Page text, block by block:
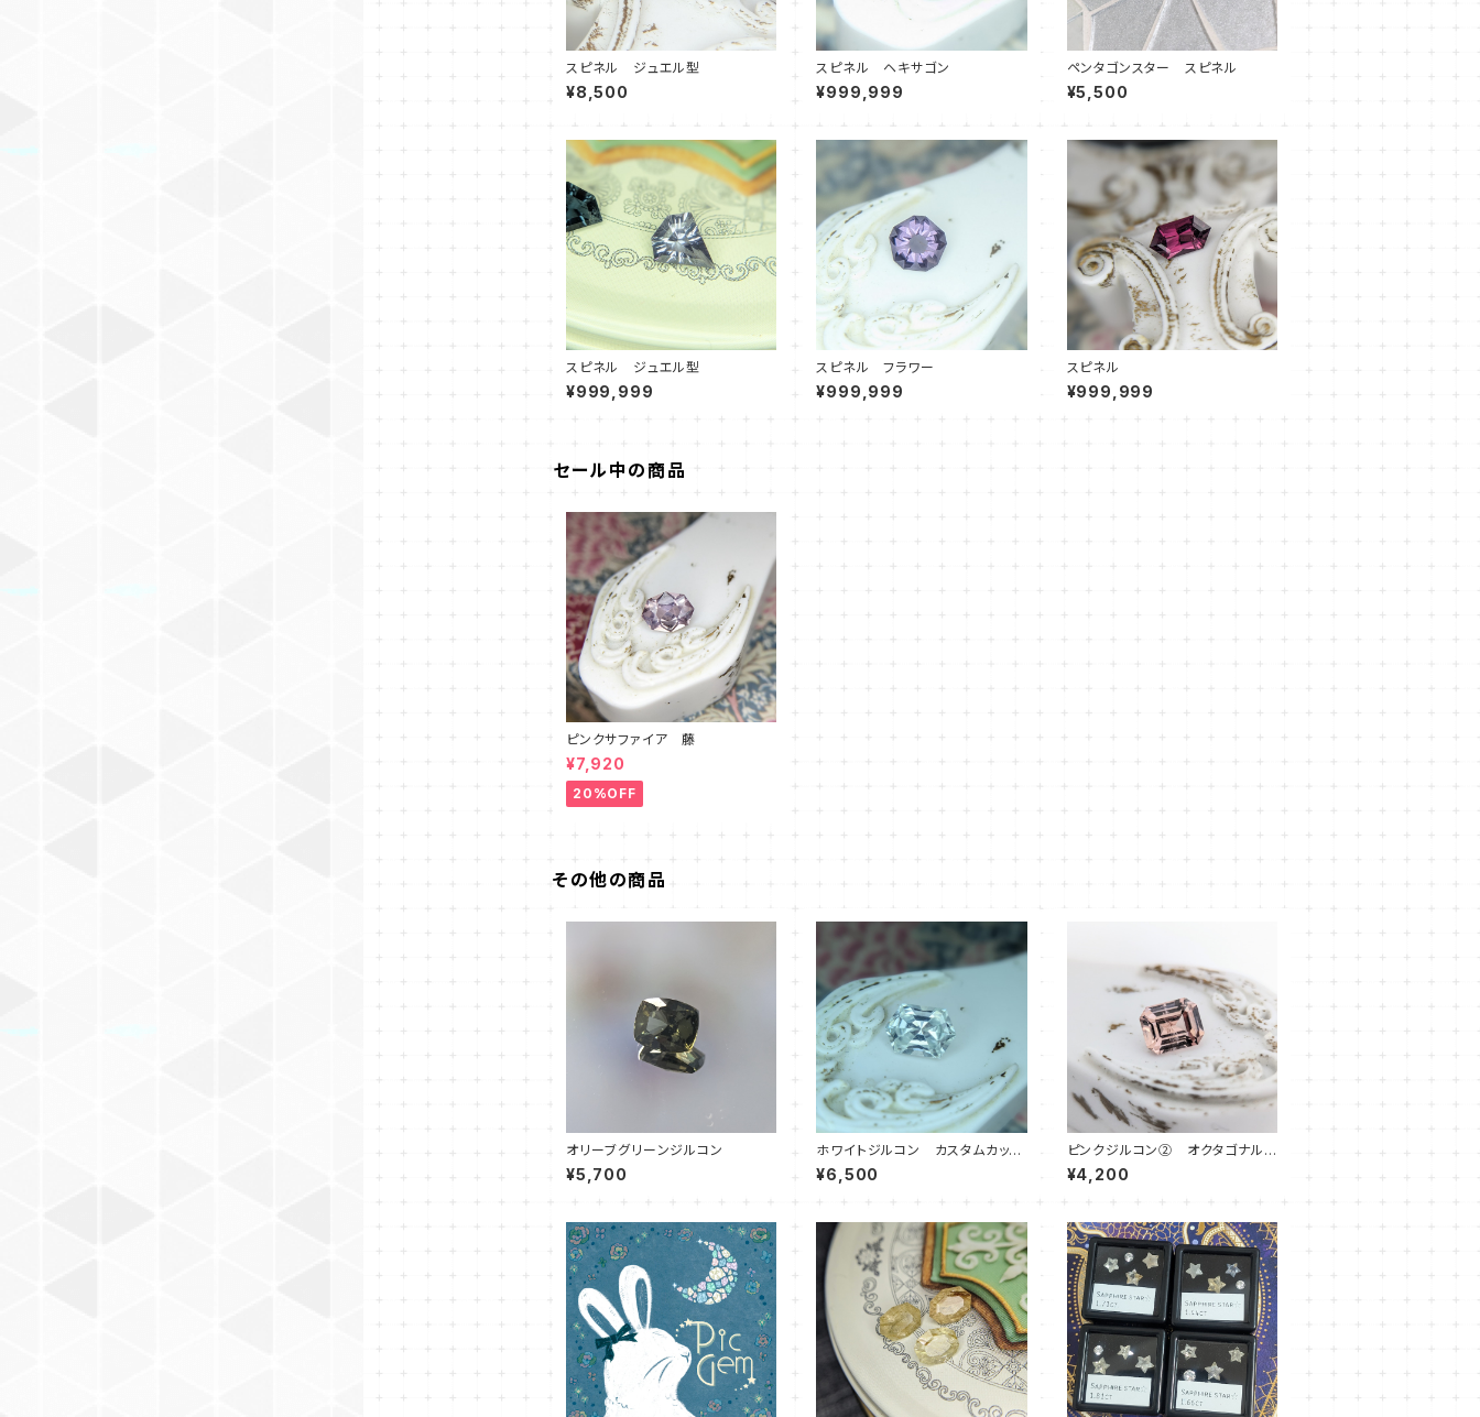
スピネル ジュエル型
¥8,500
スピネル ヘキサゴン
¥999,999
ペンタゴンスター スピネル
¥5,500
スピネル ジュエル型
¥999,999
スピネル フラワー
¥999,999
スピネル
¥999,999
セール中の商品
ピンクサファイア 藤
¥7,920
20%OFF
その他の商品
オリーブグリーンジルコン
¥5,700
ホワイトジルコン カスタムカッ
ト ヘキサゴン
¥6,500
ピンクジルコン② オクタゴナルカ
ット
¥4,200